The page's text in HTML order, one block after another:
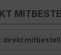
direkt